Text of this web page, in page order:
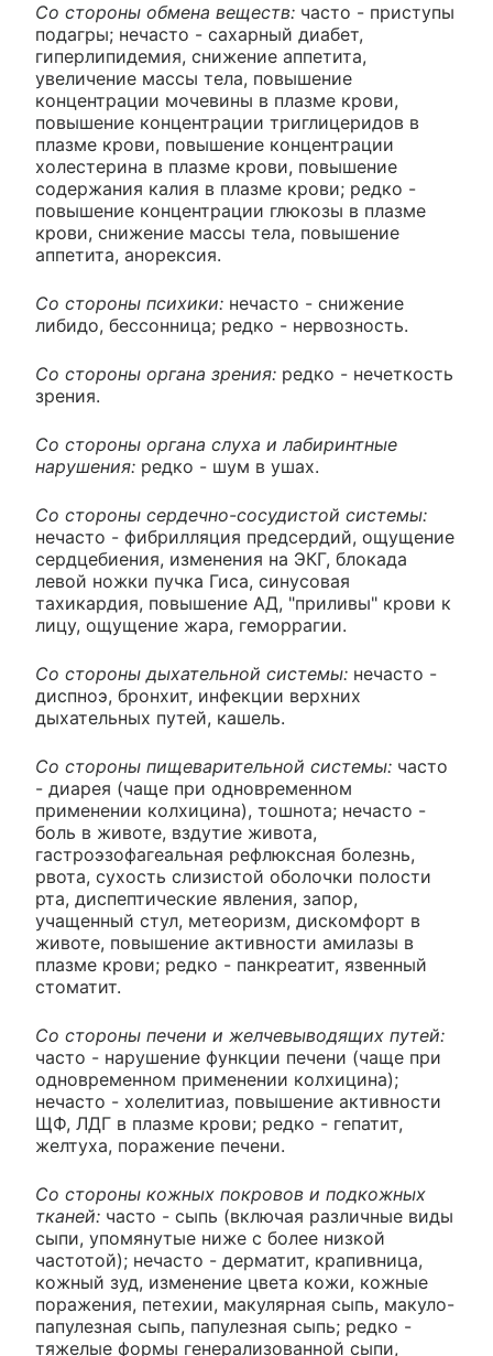
Со стороны обмена веществ: часто - приступы
подагры; нечасто - сахарный диабет,
гиперлипидемия, снижение аппетита,
увеличение массы тела, повышение
концентрации мочевины в плазме крови,
повышение концентрации триглицеридов в
плазме крови, повышение концентрации
холестерина в плазме крови, повышение
содержания калия в плазме крови; редко -
повышение концентрации глюкозы в плазме
крови, снижение массы тела, повышение
аппетита, анорексия.
Со стороны психики: нечасто - снижение
либидо, бессонница; редко - нервозность.
Со стороны органа зрения: редко - нечеткость
зрения.
Со стороны органа слуха и лабиринтные
нарушения: редко - шум в ушах.
Со стороны сердечно-сосудистой системы:
нечасто - фибрилляция предсердий, ощущение
сердцебиения, изменения на ЭКГ, блокада
левой ножки пучка Гиса, синусовая
тахикардия, повышение АД, "приливы" крови к
лицу, ощущение жара, геморрагии.
Со стороны дыхательной системы: нечасто -
диспноэ, бронхит, инфекции верхних
дыхательных путей, кашель.
Со стороны пищеварительной системы: часто
- диарея (чаще при одновременном
применении колхицина), тошнота; нечасто -
боль в животе, вздутие живота,
гастроэзофагеальная рефлюксная болезнь,
рвота, сухость слизистой оболочки полости
рта, диспептические явления, запор,
учащенный стул, метеоризм, дискомфорт в
животе, повышение активности амилазы в
плазме крови; редко - панкреатит, язвенный
стоматит.
Со стороны печени и желчевыводящих путей:
часто - нарушение функции печени (чаще при
одновременном применении колхицина);
нечасто - холелитиаз, повышение активности
ЩФ, ЛДГ в плазме крови; редко - гепатит,
желтуха, поражение печени.
Со стороны кожных покровов и подкожных
тканей: часто - сыпь (включая различные виды
сыпи, упомянутые ниже с более низкой
частотой); нечасто - дерматит, крапивница,
кожный зуд, изменение цвета кожи, кожные
поражения, петехии, макулярная сыпь, макуло-
папулезная сыпь, папулезная сыпь; редко -
тяжелые формы генерализованной сыпи,